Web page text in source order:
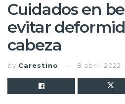
Cuidados en
evitar
cabeza
by Carestino 8 abril, 2022